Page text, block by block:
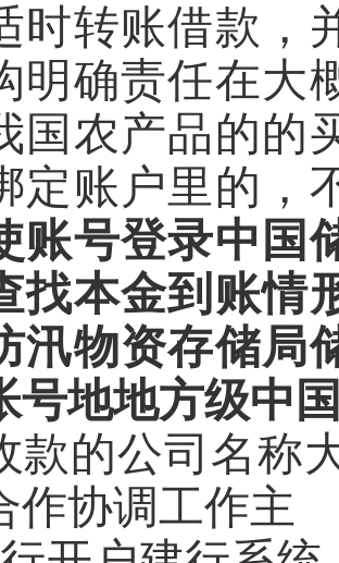
时转账借款，
明确责任在大
国农产品的的
定账户里的，
账号登录中国
找本金到账情
汛物资存储局
号地地方级中
款的公司名称
作协调工作主